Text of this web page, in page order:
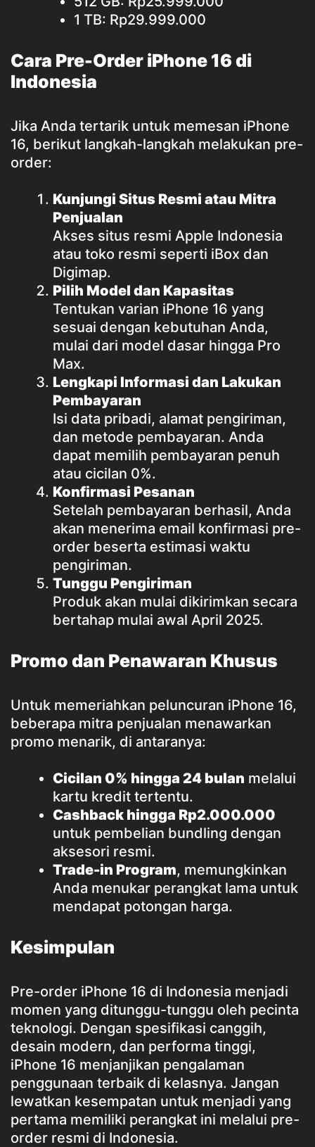
1 TB: Rp29.999.000
Cara Pre-Order iPhone 16 di
Indonesia
Jika Anda tertarik untuk memesan iPhone
16, berikut langkah-langkah melakukan pre-
order:
Kunjungi Situs Resmi atau Mitra
Penjualan
Akses situs resmi Apple Indonesia
atau toko resmi seperti iBox dan
Digimap.
Pilih Model dan Kapasitas
Tentukan varian iPhone 16 yang
sesuai dengan kebutuhan Anda,
mulai dari model dasar hingga Pro
Max.
Lengkapi Informasi dan Lakukan
Pembayaran
Isi data pribadi, alamat pengiriman,
dan metode pembayaran. Anda
dapat memilih pembayaran penuh
atau cicilan 0%.
Konfirmasi Pesanan
Setelah pembayaran berhasil, Anda
akan menerima email konfirmasi pre-
order beserta estimasi waktu
pengiriman.
Tunggu Pengiriman
Produk akan mulai dikirimkan secara
bertahap mulai awal April 2025.
Promo dan Penawaran Khusus
Untuk memeriahkan peluncuran iPhone 16,
beberapa mitra penjualan menawarkan
promo menarik, di antaranya:
Cicilan 0% hingga 24 bulan melalui
kartu kredit tertentu.
Cashback hingga Rp2.000.000
untuk pembelian bundling dengan
aksesori resmi.
Trade-in Program, memungkinkan
Anda menukar perangkat lama untuk
mendapat potongan harga.
Kesimpulan
Pre-order iPhone 16 di Indonesia menjadi
momen yang ditunggu-tunggu oleh pecinta
teknologi. Dengan spesifikasi canggih,
desain modern, dan performa tinggi,
iPhone 16 menjanjikan pengalaman
penggunaan terbaik di kelasnya. Jangan
lewatkan kesempatan untuk menjadi yang
pertama memiliki perangkat ini melalui pre-
order resmi di Indonesia.